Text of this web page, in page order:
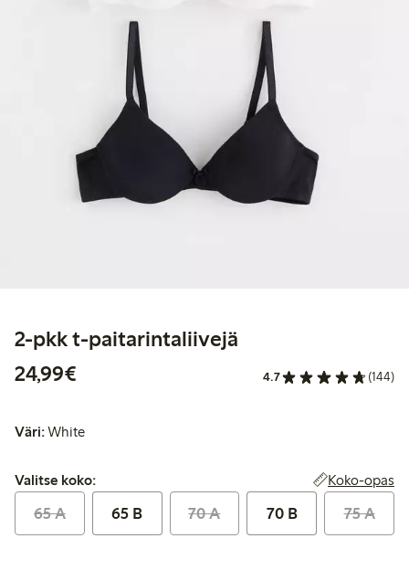
2-pkk t-paitarintaliivejä
24,99€
4.7 (144)
Väri:White
Valitse koko:
Valitse koko: Koko-opas
65 A 65 B 70 A 70 B 75 A